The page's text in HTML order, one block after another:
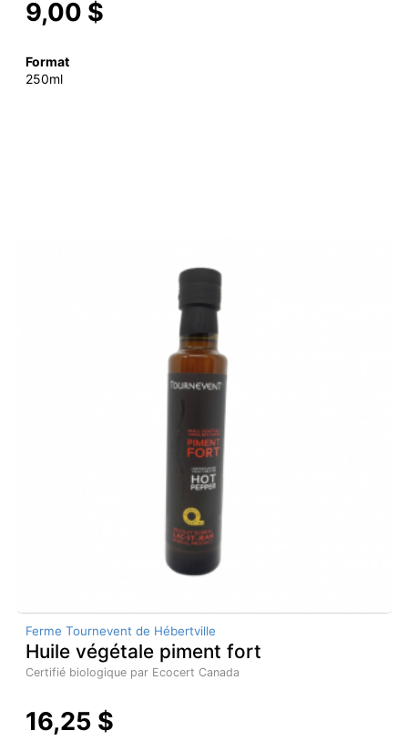
9,00 $
Format
250ml
Ferme Tournevent de Hébertville
Huile végétale piment fort
Certifié biologique par Ecocert Canada
16,25 $